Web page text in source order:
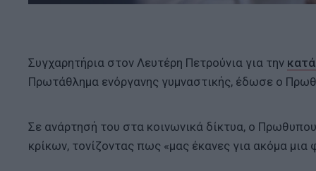
Συγχαρητήρια στον Λευτέρη Πετρούνια για την
Πρωτάθλημα ενόργανης γυμναστικής, έδωσε ο
Σε ανάρτησή του στα κοινωνικά δίκτυα, ο
κρίκων, τονίζοντας πως «μας έκανες για ακόμα